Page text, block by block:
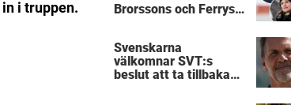
i truppen.
Brorssons och Ferrys
Svenskarna
välkomnar SVT:s
beslut att ta tillbaka